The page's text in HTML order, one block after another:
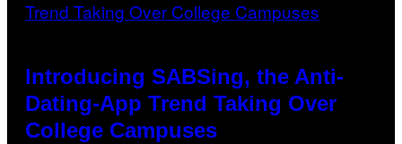
Introducing SABSing, the Anti-
Dating-App Trend Taking Over
College Campuses